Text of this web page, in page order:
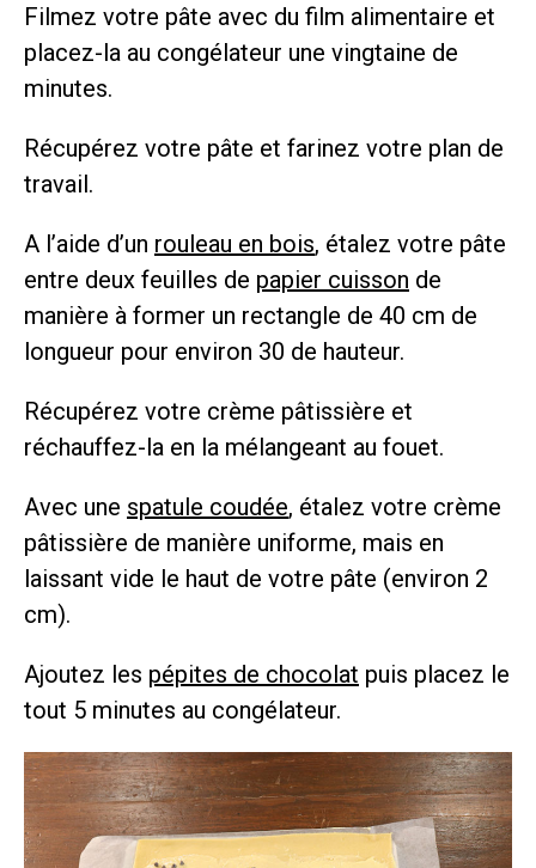
Filmez votre pâte avec du film alimentaire et
placez-la au congélateur une vingtaine de
minutes.
Récupérez votre pâte et farinez votre plan de
travail.
A l’aide d’un rouleau en bois, étalez votre pâte
entre deux feuilles de papier cuisson de
manière à former un rectangle de 40 cm de
longueur pour environ 30 de hauteur.
Récupérez votre crème pâtissière et
réchauffez-la en la mélangeant au fouet.
Avec une spatule coudée, étalez votre crème
pâtissière de manière uniforme, mais en
laissant vide le haut de votre pâte (environ 2
cm).
Ajoutez les pépites de chocolat puis placez le
tout 5 minutes au congélateur.